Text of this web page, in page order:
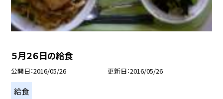
５月２６日の給食
公開日 2016/05/26 更新日 2016/05/26
給食